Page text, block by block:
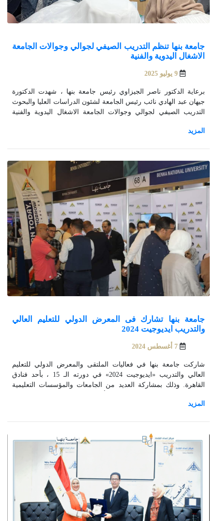
جامعة بنها تنظم التدريب الصيفي لجوالي وجوالات الجامعة
الاشغال اليدوية والفنية
9 يوليو 2025
برعاية الدكتور ناصر الجيزاوي رئيس جامعة بنها ، شهدت الدكتورة
جيهان عبد الهادي نائب رئيس الجامعة لشئون الدراسات العليا والبحوث
التدريب الصيفي لجوالي وجوالات الجامعة الاشغال اليدوية والفنية
الشباب بالجامعة ويستمر طوال فترة الإجازة الصيفية.
جامعة بنها تشارك فى المعرض الدولي للتعليم العالي
والتدريب ايديوجيت 2024
7 أغسطس 2024
شاركت جامعة بنها في فعاليات الملتقى والمعرض الدولي للتعليم
العالي والتدريب «ايديوجيت 2024» في دورته الـ 15 ، بأحد فنادق
القاهرة. وذلك بمشاركة العديد من الجامعات والمؤسسات التعليمية
والبحث العلمي.